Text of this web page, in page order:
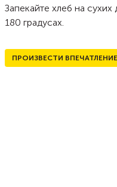
Запекайте хлеб на
180 градусах.
ПРОИЗВЕСТИ ВПЕЧАТЛЕНИЕ